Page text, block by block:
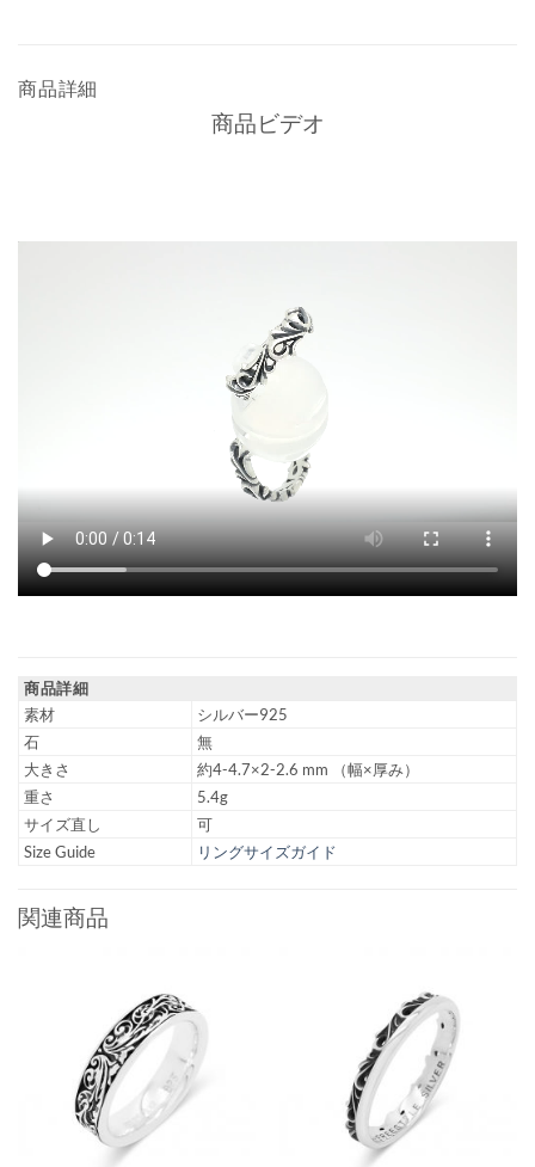
商品詳細
商品ビデオ
商品詳細
素材
シルバー925
石
無
大きさ
約4-4.7×2-2.6 mm （幅×厚み）
重さ
5.4g
サイズ直し
可
Size Guide
リングサイズガイド
関連商品